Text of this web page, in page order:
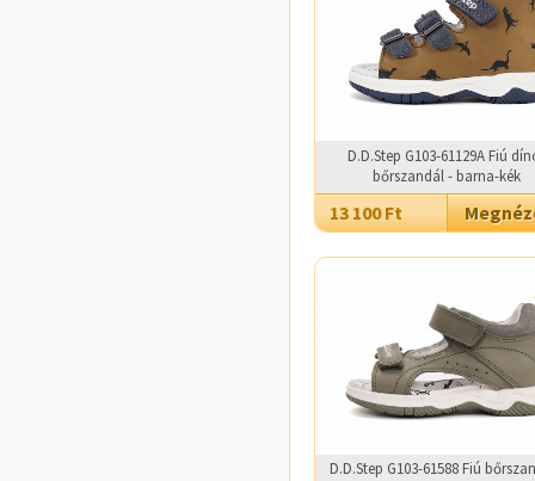
D.D.Step G103-61129A Fiú
bőrszandál - barna-kék
13 100 Ft
D.D.Step G103-61588 Fiú